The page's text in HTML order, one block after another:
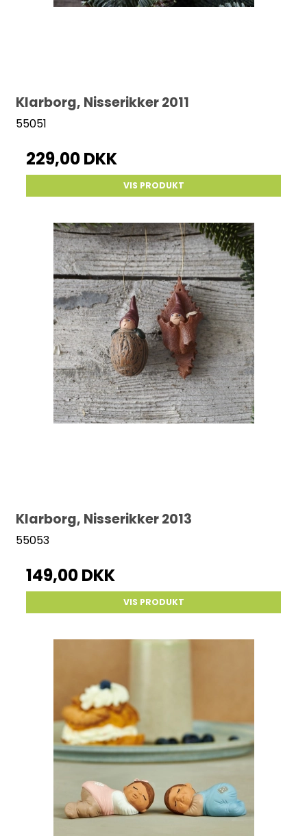
Klarborg, Nisserikker 2011
55051
229,00 DKK
VIS PRODUKT
Klarborg, Nisserikker 2013
55053
149,00 DKK
VIS PRODUKT